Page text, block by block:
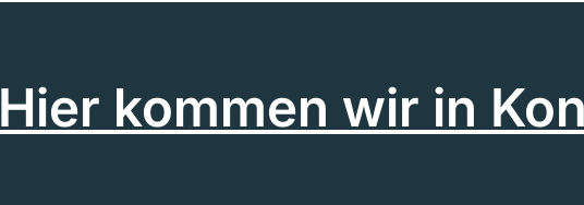
Hier kommen wir in